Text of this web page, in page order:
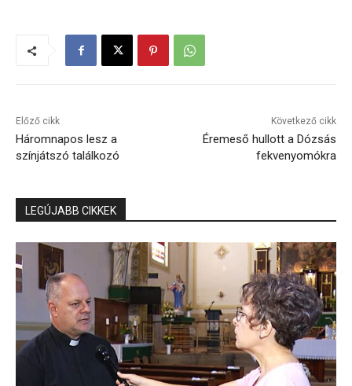
Előző cikk
Háromnapos lesz a
színjátszó találkozó
Következő cikk
Éremeső hullott a Dózsás
fekvenyomókra
LEGÚJABB CIKKEK